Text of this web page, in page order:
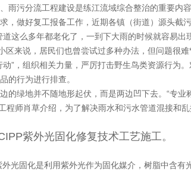
雨污分流工程建设是练江流域综合整治的重要内
，做好复工报备工作，近期各镇（街道）源头截
这么多年都老化了，一到下大雨的时候就容易
区来说，居民们也曾尝试过多种办法，但问题很难*
”，组织相关力量，严厉打击野生鸟类资源行为
的行为进行排查。
的绿地并不随地形起伏，而是两边凹下去。“专
程师肖草介绍，为了解决雨水和污水管道混接和
紫外光固化修复技术工艺施工。
光固化是利用紫外光作为固化媒介，树脂中含有